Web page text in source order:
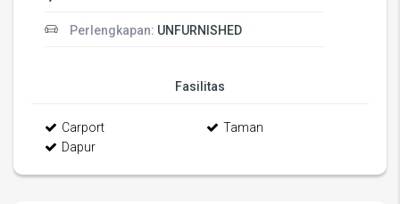
Perlengkapan: UNFURNISHED
Fasilitas
Carport
Dapur
Taman